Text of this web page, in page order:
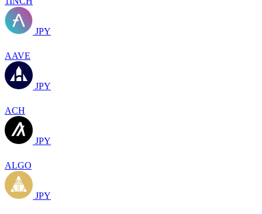
JPY
AAVE
JPY
ACH
JPY
ALGO
JPY